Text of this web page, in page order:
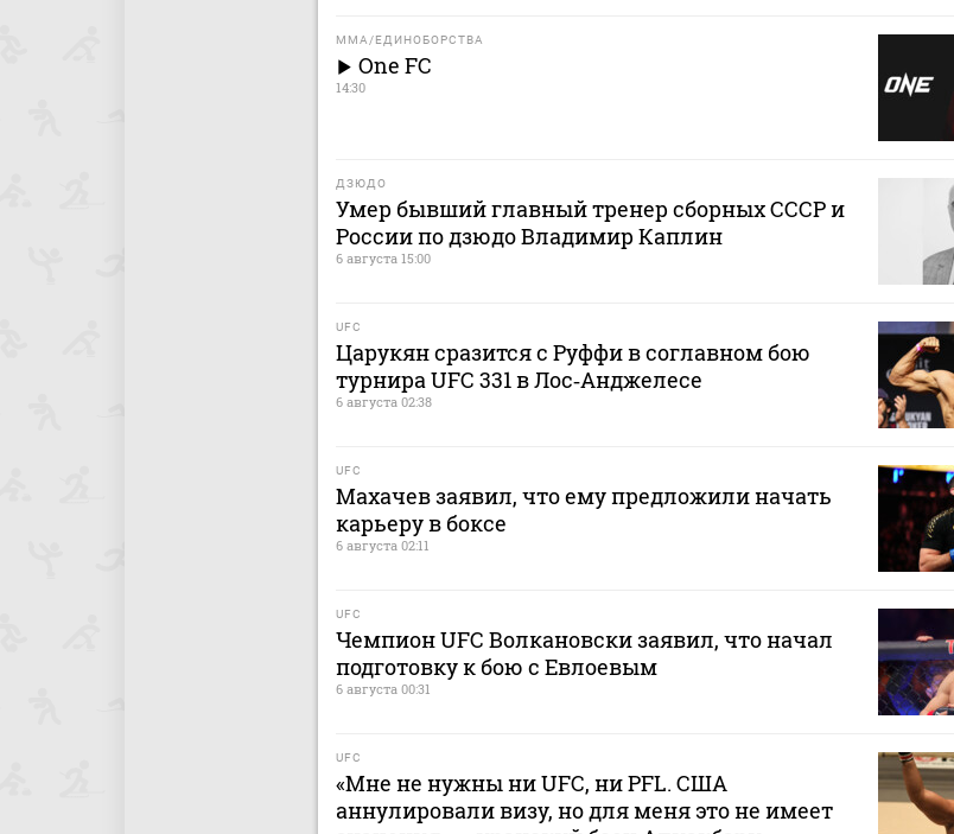
MMA/ЕДИНОБОРСТВА
One FC
14:30
ДЗЮДО
Умер бывший главный тренер сборных СССР и
России по дзюдо Владимир Каплин
6 августа 15:00
UFC
Царукян сразится с Руффи в соглавном бою
турнира UFC 331 в Лос‑Анджелесе
6 августа 02:38
UFC
Махачев заявил, что ему предложили начать
карьеру в боксе
6 августа 02:11
UFC
Чемпион UFC Волкановски заявил, что начал
подготовку к бою с Евлоевым
6 августа 00:31
UFC
«Мне не нужны ни UFC, ни PFL. США
аннулировали визу, но для меня это не имеет